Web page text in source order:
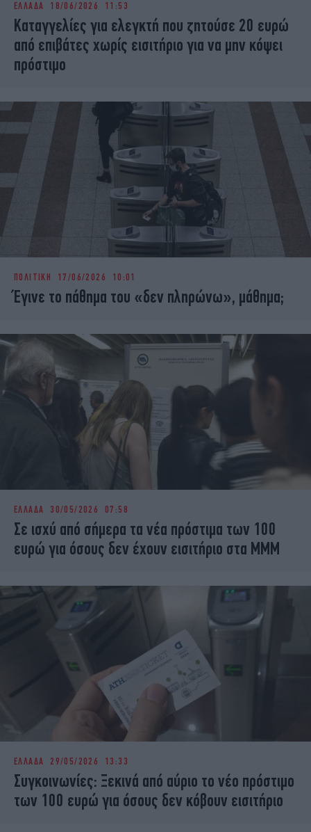
iBOOKS
OSCARS
THE OCEAN
MEDIA
ELAMEFORA
ΕΛΛΑΔΑ 18/06/2026 11:53
Καταγγελίες για ελεγκτή που ζητούσε 20 ευρώ
από επιβάτες χωρίς εισιτήριο για να μην κόψει
πρόστιμο
ΠΟΛΙΤΙΚΗ 17/06/2026 10:01
Έγινε το πάθημα του «δεν πληρώνω», μάθημα;
ΕΛΛΑΔΑ 30/05/2026 07:58
Σε ισχύ από σήμερα τα νέα πρόστιμα των 100
ευρώ για όσους δεν έχουν εισιτήριο στα ΜΜΜ
ΕΛΛΑΔΑ 29/05/2026 13:33
Συγκοινωνίες: Ξεκινά από αύριο το νέο πρόστιμο
των 100 ευρώ για όσους δεν κόβουν εισιτήριο